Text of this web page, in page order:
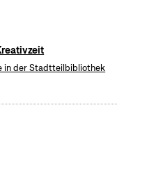
in der Stadtteilbibliothek